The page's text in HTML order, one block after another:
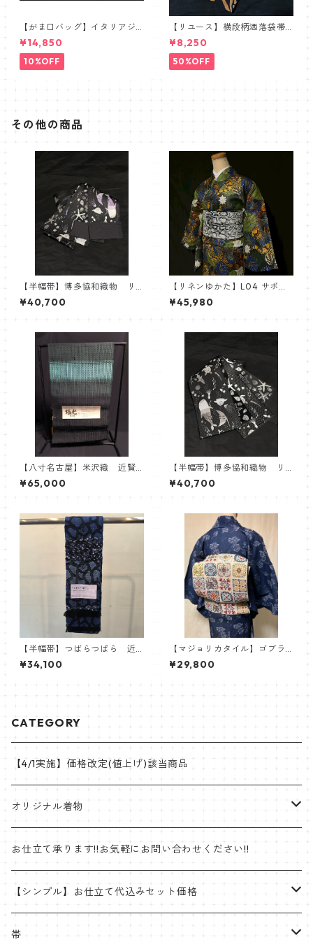
【がま口バッグ】イタリアジ
ャガードボタニカル【ワイド
サイズ】
¥14,850
10%OFF
【リユース】横段柄洒落袋帯
【本袋織】
¥8,250
50%OFF
その他の商品
【半幅帯】博多協和織物 リ
バーシブル半巾帯 紋小巾本
袋 ブラック パープル 海
¥40,700
【リネンゆかた】L04 サボテ
ン蛇25【Robe Japonica】
¥45,980
【八寸名古屋】米沢織 近賢
織物 おしゃれ八寸帯 極光
(オーロラ)
¥65,000
【半幅帯】博多協和織物 リ
バーシブル半巾帯 紋小巾本
袋 ブラック モノトーン
¥40,700
【半幅帯】つばらつばら 近
賢織物 ブルー
¥34,100
【マジョリカタイル】ゴブラ
ン織八寸名古屋帯 名古屋
帯 タイル柄 マジョリカ
¥29,800
CATEGORY
【4/1実施】価格改定(値上げ)該当商品
オリジナル着物
帯
ゴブラン織名古屋帯
半巾帯
着物
羽織
お仕立て承ります!!お気軽にお問い合わせください!!
【シンプル】お仕立て代込みセット価格
着物
帯